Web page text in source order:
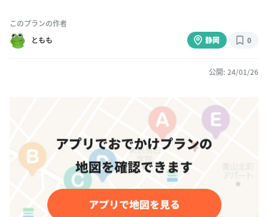
このプランの作者
ともも
静岡 0
公開: 24/01/26